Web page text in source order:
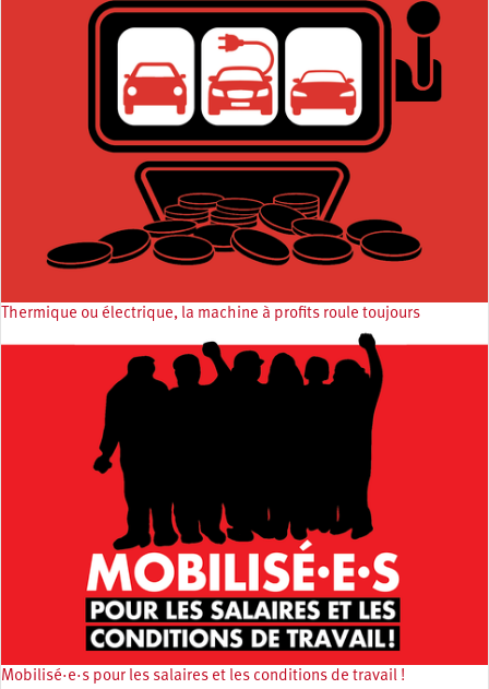
Thermique ou électrique, la machine à profits roule toujours
Mobilisé·e·s pour les salaires et les conditions de travail !